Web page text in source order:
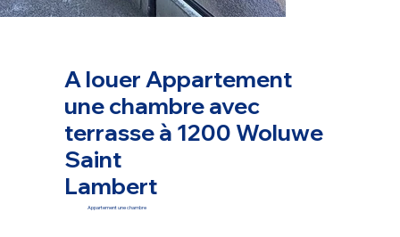
A louer Appartement
une chambre avec
terrasse à 1200 Woluwe
Saint
Lambert
Appartement une chambre